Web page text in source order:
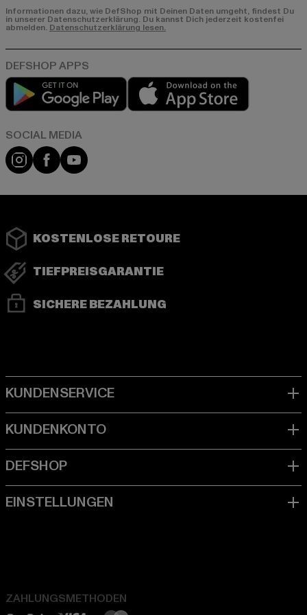
Informationen dazu, wie DefShop mit Deinen Daten umgeht, findest Du
in unserer Datenschutzerklärung. Du kannst Dich jederzeit kostenfei
abmelden. Datenschutzerklärung lesen.
Play market
Instagram
FacebookYouTube
KOSTENLOSE RETOURE
TIEFPREISGARANTIE
SICHERE BEZAHLUNG
ZAHLUNGSMETHODEN